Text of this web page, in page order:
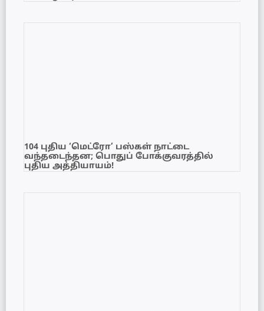
104 புதிய ‘மெட்ரோ’ பஸ்கள் நாட்டை
வந்தடைந்தன; பொதுப் போக்குவரத்தில்
புதிய அத்தியாயம்!